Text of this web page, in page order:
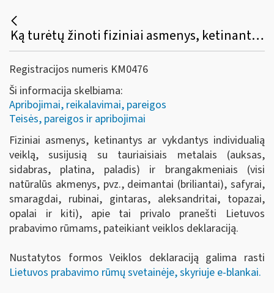
Ką turėtų žinoti fiziniai asmenys, ketinantys vykdyti veiklą su tauriaisiais metalais ir brangakmeniais?
Registracijos numeris KM0476
Ši informacija skelbiama:
Apribojimai, reikalavimai, pareigos
Teisės, pareigos ir apribojimai
Fiziniai asmenys, ketinantys ar vykdantys individualią
veiklą, susijusią su tauriaisiais metalais (auksas,
sidabras, platina, paladis) ir brangakmeniais (visi
natūralūs akmenys, pvz., deimantai (briliantai), safyrai,
smaragdai, rubinai, gintaras, aleksandritai, topazai,
opalai ir kiti), apie tai privalo pranešti Lietuvos
prabavimo rūmams, pateikiant veiklos deklaraciją.
Nustatytos formos Veiklos deklaraciją galima rasti
Lietuvos prabavimo rūmų svetainėje, skyriuje e-blankai.